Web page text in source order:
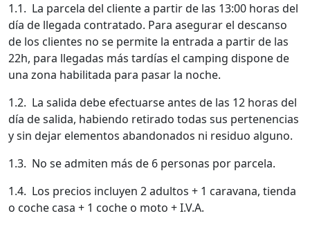
1.1. La parcela del cliente a partir de las 13:00 horas del
día de llegada contratado. Para asegurar el descanso
de los clientes no se permite la entrada a partir de las
22h, para llegadas más tardías el camping dispone de
una zona habilitada para pasar la noche.
1.2. La salida debe efectuarse antes de las 12 horas del
día de salida, habiendo retirado todas sus pertenencias
y sin dejar elementos abandonados ni residuo alguno.
1.3. No se admiten más de 6 personas por parcela.
1.4. Los precios incluyen 2 adultos + 1 caravana, tienda
o coche casa + 1 coche o moto + I.V.A.